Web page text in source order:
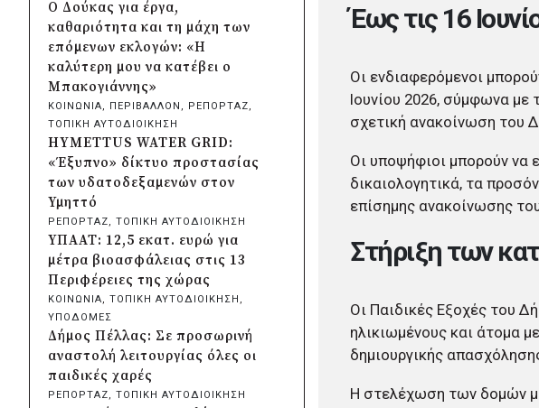
Έως τις 16
Οι ενδιαφερόμενοι
Ιουνίου 2026, σύμφωνα με
σχετική ανακοίνωση του
Οι υποψήφιοι μπορούν να
δικαιολογητικά, τα
επίσημης ανακοίνωσης
Στήριξη των
Οι Παιδικές Εξοχές του
ηλικιωμένους και άτομα
δημιουργικής
Η στελέχωση των δομών
Λυκοδήμου για λόγους
ασφαλείας
πριν από 2 μέρες
Προφυλακίστηκε ο δήμαρχος
Στυλίδας για τη φωτιά στη
Βοιωτία – Σε αναστολή το
αιολικό πάρκο
πριν από 3 μέρες
Δήμος Ηλιούπολης: Εργασίες
αναβάθμισης στα αθλητικά
κέντρα ενόψει της νέας χρονιάς
πριν από 3 μέρες
Περιφέρεια Κεντρικής
Μακεδονίας: Λύση για τη
μεταφορά 16.500 μαθητών
πριν από 3 μέρες
Περιφέρεια Στερεάς Ελλάδας:
Ενίσχυση του ΕΣΥ με 34 νέα
ασθενοφόρα από πόρους του
ΕΣΠΑ
Ο Δούκας για έργα,
καθαριότητα και τη μάχη των
επόμενων εκλογών: «Η
καλύτερη μου να κατέβει ο
Μπακογιάννης»
ΚΟΙΝΩΝΙΑ, ΠΕΡΙΒΑΛΛΟΝ , ΡΕΠΟΡΤΑΖ
ΤΟΠΙΚΗ ΑΥΤΟΔΙΟΙΚΗΣΗ
HYMETTUS WATER GRID:
«Έξυπνο» δίκτυο προστασίας
των υδατοδεξαμενών στον
Υμηττό
ΡΕΠΟΡΤΑΖ, ΤΟΠΙΚΗ ΑΥΤΟΔΙΟΙΚΗΣΗ
ΥΠΑΑΤ: 12,5 εκατ. ευρώ για
μέτρα βιοασφάλειας στις 13
Περιφέρειες της χώρας
ΚΟΙΝΩΝΙΑ, ΤΟΠΙΚΗ ΑΥΤΟΔΙΟΙΚΗΣΗ
ΥΠΟΔΟΜΕΣ
Δήμος Πέλλας: Σε προσωρινή
αναστολή λειτουργίας όλες οι
παιδικές χαρές
ΡΕΠΟΡΤΑΖ, ΤΟΠΙΚΗ ΑΥΤΟΔΙΟΙΚΗΣΗ